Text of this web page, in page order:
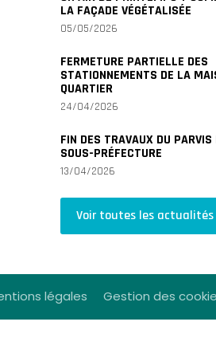
LA FAÇADE VÉGÉTALISÉE
05/05/2026
FERMETURE PARTIELLE DES
STATIONNEMENTS DE LA
QUARTIER
24/04/2026
FIN DES TRAVAUX DU PARVIS
SOUS-PRÉFECTURE
13/04/2026
Voir toutes les actualités
légales Gestion des